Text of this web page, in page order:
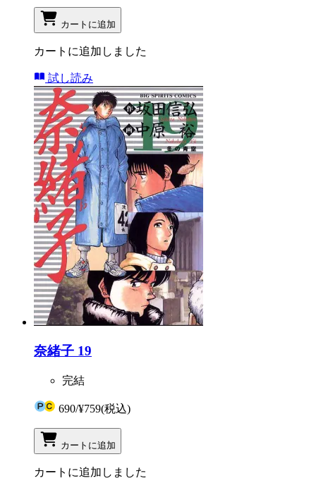
カートに追加
カートに追加しました
試し読み
奈緒子 19
完結
690/¥759(税込)
カートに追加
カートに追加しました